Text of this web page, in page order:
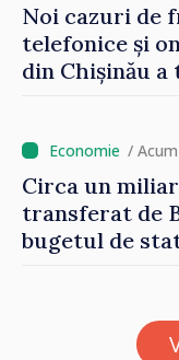
Noi cazuri de
telefonice și
din Chișinău a
/
Circa un
transferat de
bugetul de